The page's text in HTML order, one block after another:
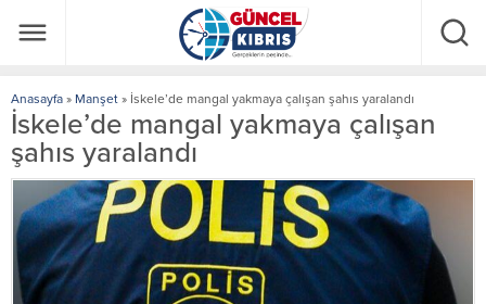
Anasayfa » Manşet » İskele’de mangal yakmaya çalışan şahıs yaralandı
İskele’de mangal yakmaya çalışan
şahıs yaralandı